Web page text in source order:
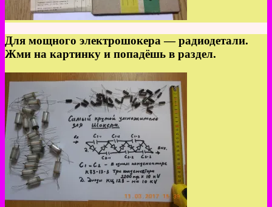
Для мощного электрошокера — радиодетали.
Жми на картинку и попадёшь в раздел.